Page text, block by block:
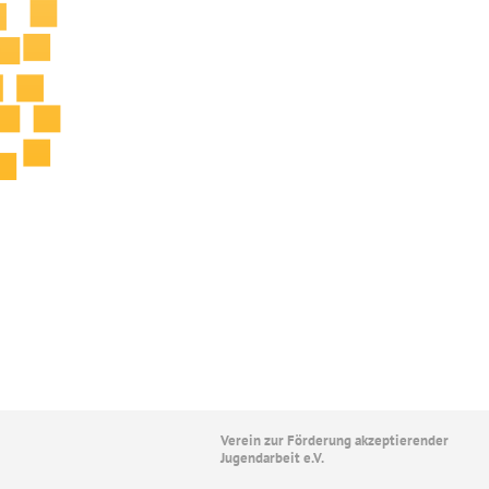
Verein zur Förderung akzeptierender
Jugendarbeit e.V.